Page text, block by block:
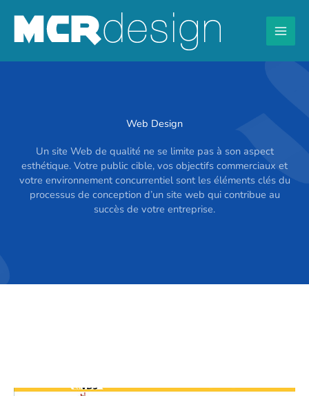
content
Web Design
Un site Web de qualité ne se limite pas à son aspect
esthétique. Votre public cible, vos objectifs commerciaux et
votre environnement concurrentiel sont les éléments clés du
processus de conception d’un site web qui contribue au
succès de votre entreprise.